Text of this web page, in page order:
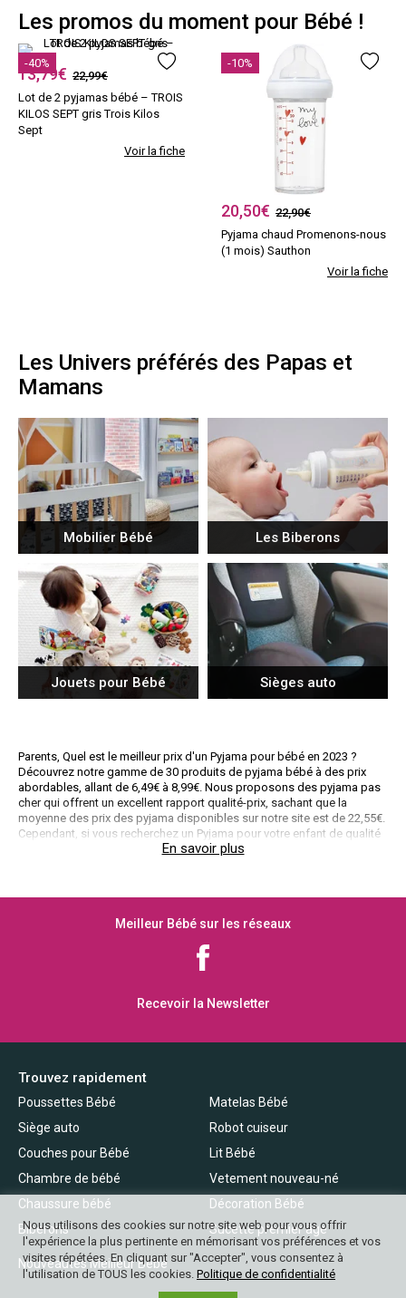
Les promos du moment pour Bébé !
13,79€ 22,99€
-40%
Lot de 2 pyjamas bébé – TROIS
KILOS SEPT gris Trois Kilos
Sept
Voir la fiche
20,50€ 22,90€
-10%
Pyjama chaud Promenons-nous
(1 mois) Sauthon
Voir la fiche
Les Univers préférés des Papas et
Mamans
Mobilier Bébé Les Biberons
Jouets pour Bébé Sièges auto
Parents, Quel est le meilleur prix d'un Pyjama pour bébé en 2023 ?
Découvrez notre gamme de 30 produits de pyjama bébé à des prix
abordables, allant de 6,49€ à 8,99€. Nous proposons des pyjama pas
cher qui offrent un excellent rapport qualité-prix, sachant que la
moyenne des prix des pyjama disponibles sur notre site est de 22,55€.
Cependant, si vous recherchez un Pyjama pour votre enfant de qualité
supérieure, il faudra prévoir un budget d'environ 59.95€.
Meilleur Bébé sur les réseaux
Recevoir la Newsletter
Trouvez rapidement
Poussettes Bébé
Siège auto
Couches pour Bébé
Chambre de bébé
Chaussure bébé
Biberons
Matelas Bébé
Robot cuiseur
Lit Bébé
Vetement nouveau-né
Décoration Bébé
Sucette premier âge
Nouveautés Meilleur Bébé
Nous utilisons des cookies sur notre site web pour vous offrir
l'expérience la plus pertinente en mémorisant vos préférences et vos
visites répétées. En cliquant sur "Accepter", vous consentez à
l'utilisation de TOUS les cookies. Politique de confidentialité